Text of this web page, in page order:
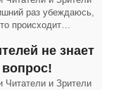
раз убеждаюсь,
происходит…
не знает
вопрос!
Читатели и Зрители